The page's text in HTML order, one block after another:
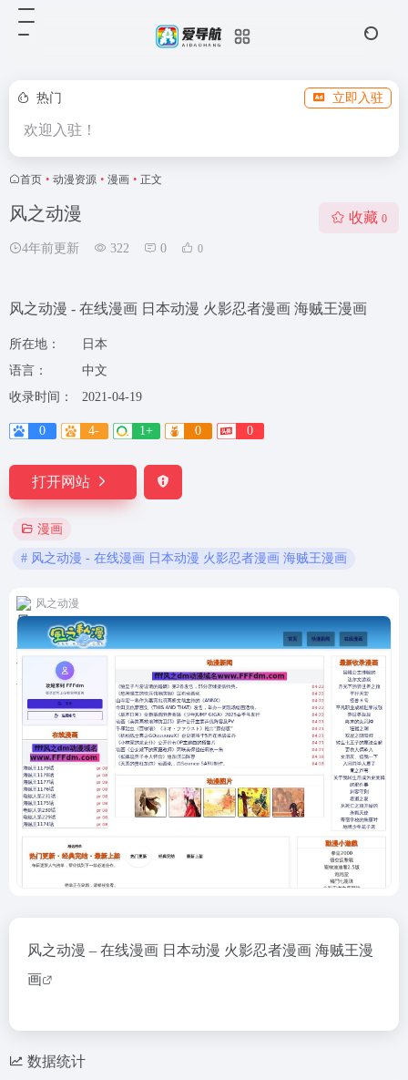
热门 立即入驻
欢迎入驻！
首页 • 动漫资源 • 漫画 • 正文
风之动漫
4年前更新 322 0 0
收藏 0
风之动漫 - 在线漫画 日本动漫 火影忍者漫画 海贼王漫画
所在地：
日本
语言：
中文
收录时间：
2021-04-19
0 4- 1+ 0 0
打开网站
漫画
# 风之动漫 - 在线漫画 日本动漫 火影忍者漫画 海贼王漫画
风之动漫
风之动漫 – 在线漫画 日本动漫 火影忍者漫画 海贼王漫
画
数据统计